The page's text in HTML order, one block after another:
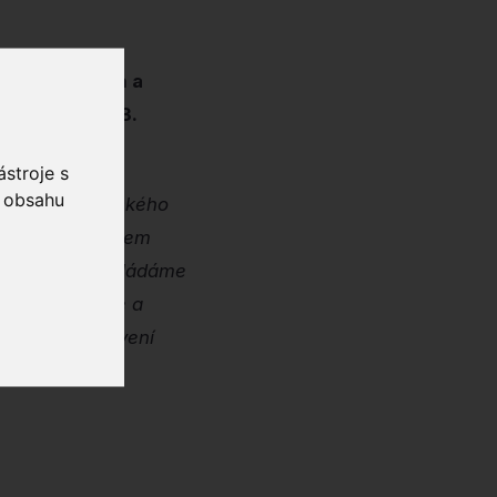
s
v českých a
května do 3.
jaro.
historii Pražského
staly závazkem
Předkládáme
konfrontuje a
postavení